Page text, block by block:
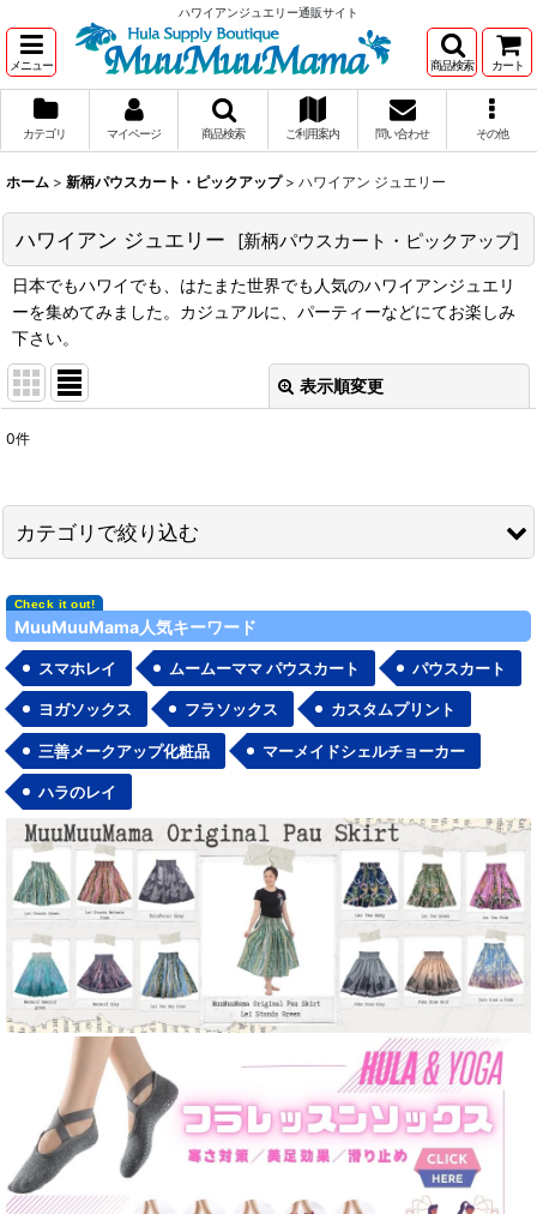
ハワイアンジュエリー通販サイト
メニュー 商品検索 カート
カテゴリ マイページ 商品検索 ご利用案内 問い合わせ その他
ホーム > 新柄パウスカート・ピックアップ > ハワイアン ジュエリー
ハワイアン ジュエリー [新柄パウスカート・ピックアップ]
日本でもハワイでも、はたまた世界でも人気のハワイアンジュエリ
ーを集めてみました。カジュアルに、パーティーなどにてお楽しみ
下さい。
表示順変更
表示数:
並び順:
絞り込む
0件
カテゴリで絞り込む
ハワイアン ジュエリー (全商品)
ペンダント・トップ
ブレスレット
その他
MuuMuuMama人気キーワード
スマホレイ ムームーママ パウスカート パウスカート
ヨガソックス フラソックス カスタムプリント
三善メークアップ化粧品 マーメイドシェルチョーカー
ハラのレイ